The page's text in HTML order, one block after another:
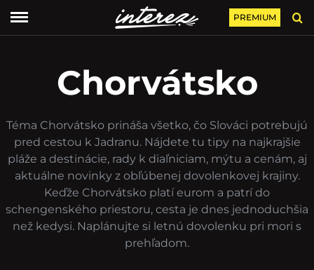
PREMIUM
Chorvátsko
Téma Chorvátsko prináša všetko, čo Slováci potrebujú
pred cestou k Jadranu. Nájdete tu tipy na najkrajšie
pláže a destinácie, rady k diaľniciam, mýtu a cenám, aj
aktuálne novinky z obľúbenej dovolenkovej krajiny.
Keďže Chorvátsko platí eurom a patrí do
schengenského priestoru, cesta je dnes jednoduchšia
než kedysi. Naplánujte si letnú dovolenku pri mori s
prehľadom.